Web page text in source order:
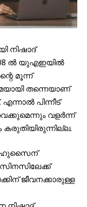
നിഷാദ്
ൽ യുഎഇയിൽ
മൂന്ന്
തന്നെയാണ്
പിന്നീട്
വളർന്ന്
ഹുസൈന്
ജീവനക്കാരുള്ള